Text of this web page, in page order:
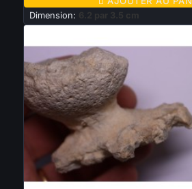
Dimension: 6.2 par 3.5 cm